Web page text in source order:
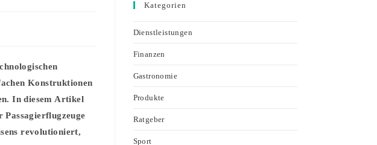
Konstruktionen
In diesem Artikel
revolutioniert,
Kategorien
Dienstleistungen
Finanzen
Gastronomie
Produkte
Ratgeber
Sport